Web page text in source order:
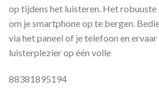
op tijdens het luisteren. Het
om je smartphone op te bergen.
via het paneel of je telefoon en
luisterplezier op één volle
88381895194